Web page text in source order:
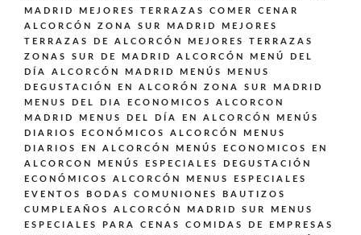
MADRID
MEJORES TERRAZAS COMER CENAR
ALCORCÓN ZONA SUR MADRID
MEJORES
TERRAZAS DE ALCORCÓN
MEJORES TERRAZAS
ZONAS SUR DE MADRID ALCORCÓN
MENÚ DEL
DÍA ALCORCÓN MADRID
MENÚS
MENUS
DEGUSTACIÓN EN ALCORÓN ZONA SUR MADRID
MENUS DEL DIA ECONOMICOS ALCORCON
MADRID
MENUS DEL DÍA EN ALCORCÓN
MENÚS
DIARIOS ECONÓMICOS ALCORCÓN
MENUS
DIARIOS EN ALCORCÓN
MENÚS ECONOMICOS EN
ALCORCON
MENÚS ESPECIALES DEGUSTACIÓN
ECONÓMICOS ALCORCÓN
MENUS ESPECIALES
EVENTOS BODAS COMUNIONES BAUTIZOS
CUMPLEAÑOS ALCORCÓN MADRID SUR
MENUS
ESPECIALES PARA CENAS COMIDAS DE EMPRESAS